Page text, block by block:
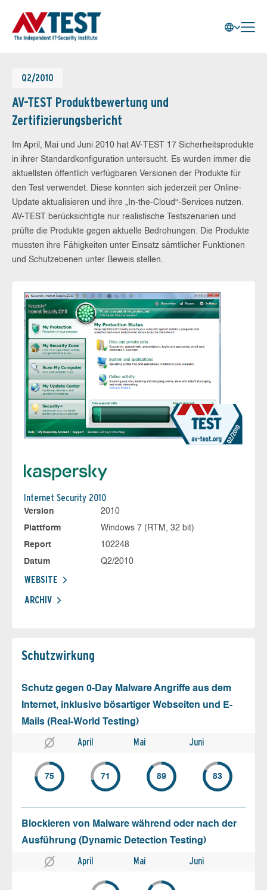
Q2/2010
AV-TEST Produktbewertung und
Zertifizierungsbericht
Im April, Mai und Juni 2010 hat AV-TEST 17 Sicherheitsprodukte
in ihrer Standardkonfiguration untersucht. Es wurden immer die
aktuellsten öffentlich verfügbaren Versionen der Produkte für
den Test verwendet. Diese konnten sich jederzeit per Online-
Update aktualisieren und ihre „In-the-Cloud“-Services nutzen.
AV-TEST berücksichtigte nur realistische Testszenarien und
prüfte die Produkte gegen aktuelle Bedrohungen. Die Produkte
mussten ihre Fähigkeiten unter Einsatz sämtlicher Funktionen
und Schutzebenen unter Beweis stellen.
Internet Security 2010
Version
2010
Plattform
Windows 7 (RTM, 32 bit)
Report
102248
Datum
Q2/2010
WEBSITE
ARCHIV
Schutz­wirkung
Schutz gegen 0-Day Malware Angriffe aus dem
Internet, inklusive bösartiger Webseiten und E-
Mails (Real-World Testing)
April Mai Juni
75 71 89 83
Blockieren von Malware während oder nach der
Ausführung (Dynamic Detection Testing)
April Mai Juni